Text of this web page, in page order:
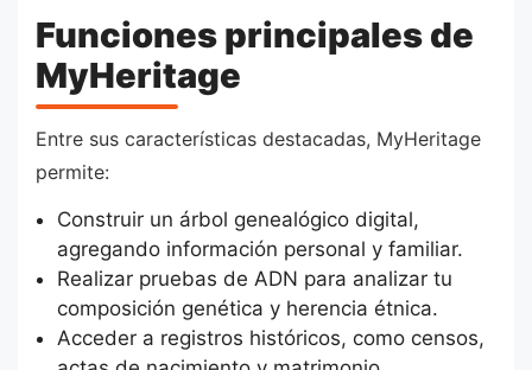
Funciones principales de
MyHeritage
Entre sus características destacadas, MyHeritage
permite:
Construir un árbol genealógico digital,
agregando información personal y familiar.
Realizar pruebas de ADN para analizar tu
composición genética y herencia étnica.
Acceder a registros históricos, como censos,